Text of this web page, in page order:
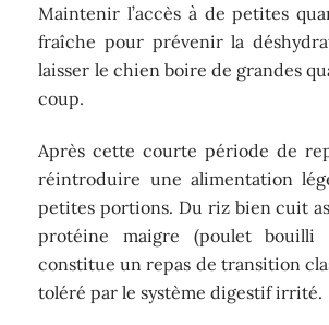
Maintenir l’accès à de petites
fraîche pour prévenir la
laisser le chien boire de grandes
coup.
Après cette courte période de
réintroduire une alimentation
petites portions. Du riz bien cuit
protéine maigre (poulet bouilli
constitue un repas de transition
toléré par le système digestif irrité.